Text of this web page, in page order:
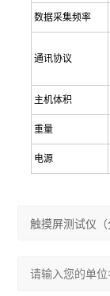
数据采集频率
通讯协议
主机体积
重量
电源